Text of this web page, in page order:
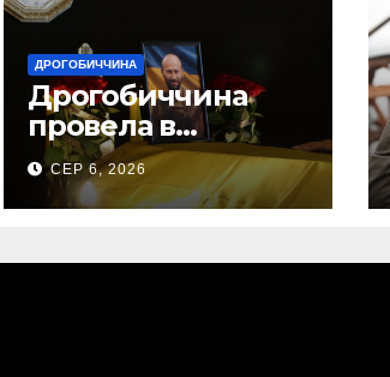
ДРОГОБИЧЧИНА
Дрогобиччина
провела в
останню земну
дорогу свого
Захисника – Олега
СЕР 6, 2026